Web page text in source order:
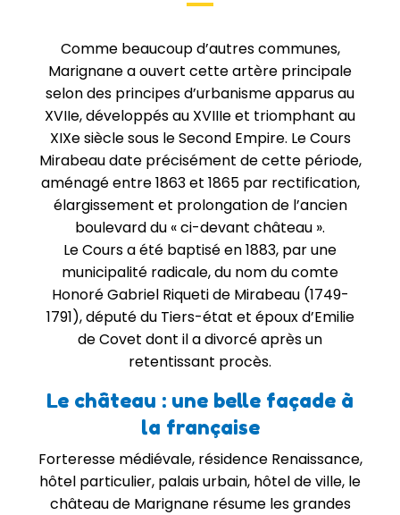
Comme beaucoup d’autres communes,
Marignane a ouvert cette artère principale
selon des principes d’urbanisme apparus au
XVIIe, développés au XVIIIe et triomphant au
XIXe siècle sous le Second Empire. Le Cours
Mirabeau date précisément de cette période,
aménagé entre 1863 et 1865 par rectification,
élargissement et prolongation de l’ancien
boulevard du « ci-devant château ».
Le Cours a été baptisé en 1883, par une
municipalité radicale, du nom du comte
Honoré Gabriel Riqueti de Mirabeau (1749-
1791), député du Tiers-état et époux d’Emilie
de Covet dont il a divorcé après un
retentissant procès.
Le château : une belle façade à
la française
Forteresse médiévale, résidence Renaissance,
hôtel particulier, palais urbain, hôtel de ville, le
château de Marignane résume les grandes